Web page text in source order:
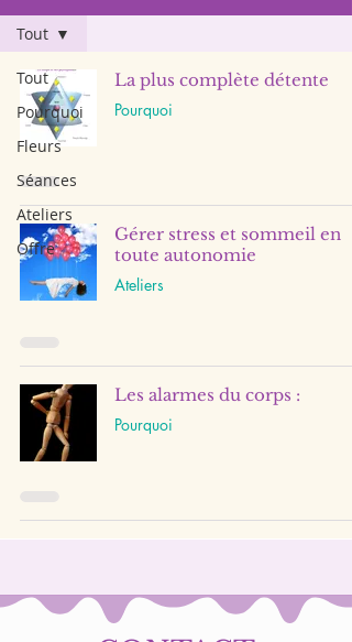
Tout
Pourquoi
Fleurs
Séances
Ateliers
Offre
Tout
La plus complète détente
Pourquoi
Gérer stress et sommeil en
toute autonomie
Ateliers
Les alarmes du corps :
Pourquoi